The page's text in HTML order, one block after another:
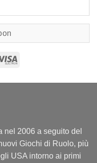
nel 2006 a seguito del
Giochi di Ruolo, più
USA intorno ai primi